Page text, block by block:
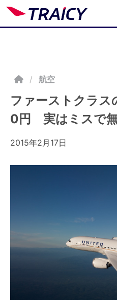
/ 航空
ファーストクラ
0円 実はミスで
2015年2月17日